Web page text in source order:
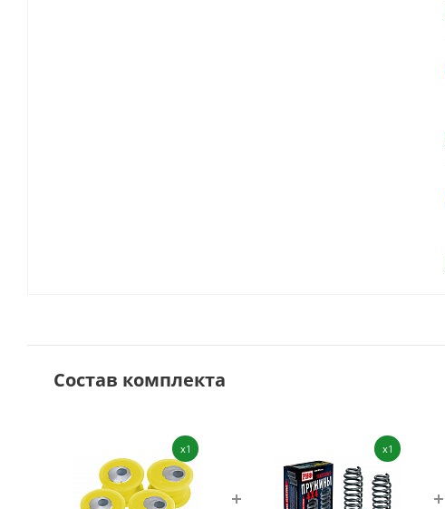
Состав комплекта
x1 x1